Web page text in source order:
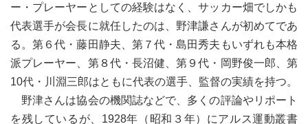
ー・プレーヤーとしての経験はなく、サッカー畑でしかも
代表選手が会長に就任したのは、野津謙さんが初めてであ
る。第６代・藤田静夫、第７代・島田秀夫もいずれも本格
派プレーヤー、第８代・長沼健、第９代・岡野俊一郎、第
10代・川淵三郎はともに代表の選手、監督の実績を持つ。
野津さんは協会の機関誌などで、多くの評論やリポート
を残しているが、1928年（昭和３年）にアルス運動叢書